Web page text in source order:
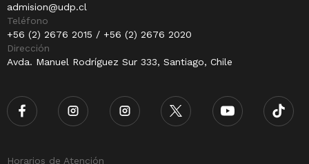
admision@udp.cl
Teléfono
+56 (2) 2676 2015 / +56 (2) 2676 2020
Dirección
Avda. Manuel Rodríguez Sur 333, Santiago, Chile
Horarios de Atención